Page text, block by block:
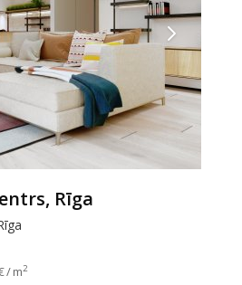
Rīga
/ m2